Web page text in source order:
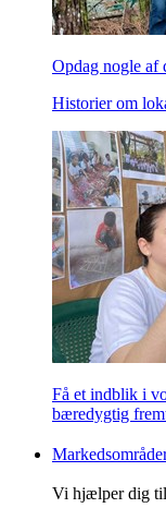
Opdag nogle af
Historier om
Få et indblik i
bæredygtig
Vi hjælper dig til